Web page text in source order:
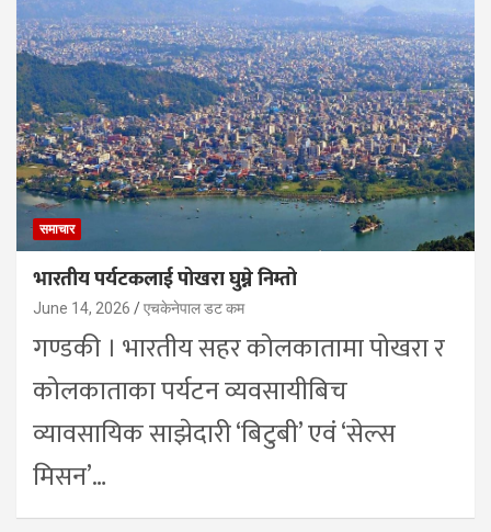
समाचार
भारतीय पर्यटकलाई पोखरा घुम्ने निम्तो
June 14, 2026 एचकेनेपाल डट कम
गण्डकी । भारतीय सहर कोलकातामा पोखरा र
कोलकाताका पर्यटन व्यवसायीबिच
व्यावसायिक साझेदारी ‘बिटुबी’ एवं ‘सेल्स
मिसन’…